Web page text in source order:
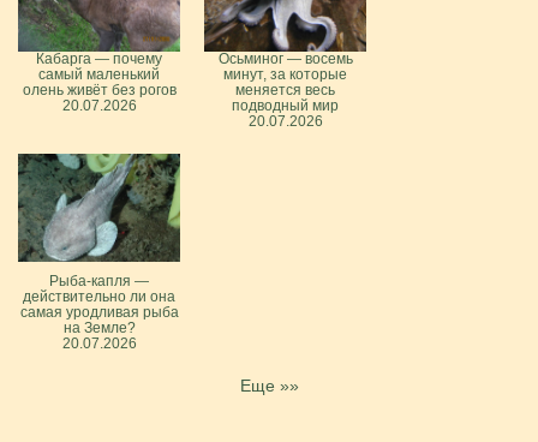
Кабарга — почему
самый маленький
олень живёт без рогов
20.07.2026
Осьминог — восемь
минут, за которые
меняется весь
подводный мир
20.07.2026
Рыба-капля —
действительно ли она
самая уродливая рыба
на Земле?
20.07.2026
Еще »»